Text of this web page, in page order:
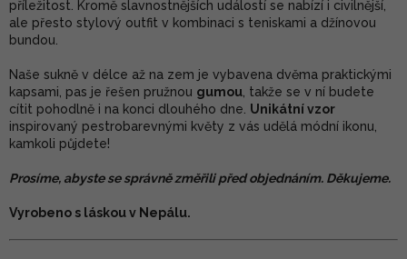
příležitost. Kromě slavnostnějších událostí se nabízí i civilnější,
ale přesto stylový outfit v kombinaci s teniskami a džínovou
bundou.
Naše sukně v délce až na zem je vybavena dvěma praktickými
kapsami, pas je řešen pružnou gumou , takže se v ní budete
cítit pohodlně i na konci dlouhého dne. Unikátní vzor
inspirovaný pestrobarevnými květy z vás udělá módní ikonu,
kamkoli půjdete!
Prosíme, abyste se správně změřili před objednáním. Děkujeme.
Vyrobeno s láskou v Nepálu.